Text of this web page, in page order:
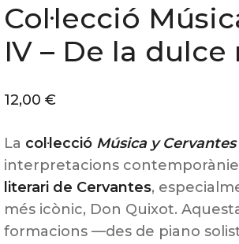
Col·lecció
IV – De la
12,00 €
La col·lecció Música y Cervantes
interpretacions
literari de Cervantes,
més icònic, Don Quixot.
formacions —des de piano